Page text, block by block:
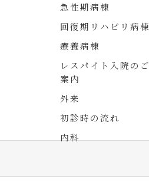
急性期病棟
回復期リハビリ病棟
療養病棟
レスパイト入院のご
案内
外来
初診時の流れ
内科